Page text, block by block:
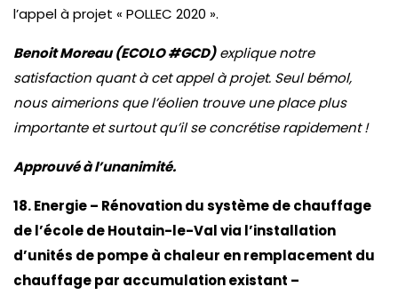
l’appel à projet « POLLEC 2020 ».
Benoit Moreau (ECOLO #GCD)explique notre
satisfaction quant à cet appel à projet. Seul bémol,
nous aimerions que l’éolien trouve une place plus
importante et surtout qu’il se concrétise rapidement !
Approuvé à l’unanimité.
18. Energie – Rénovation du système de chauffage
de l’école de Houtain-le-Val via l’installation
d’unités de pompe à chaleur en remplacement du
chauffage par accumulation existant –